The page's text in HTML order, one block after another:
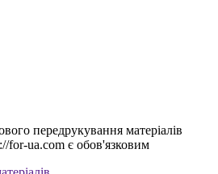
передрукування матеріалів
for-ua.com є обов'язковим